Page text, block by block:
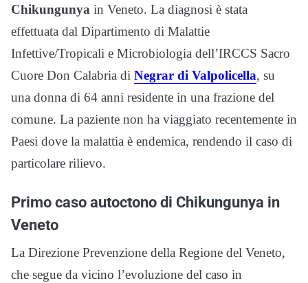
Chikungunya in Veneto. La diagnosi è stata
effettuata dal Dipartimento di Malattie
Infettive/Tropicali e Microbiologia dell’IRCCS Sacro
Cuore Don Calabria di Negrar di Valpolicella, su
una donna di 64 anni residente in una frazione del
comune. La paziente non ha viaggiato recentemente in
Paesi dove la malattia è endemica, rendendo il caso di
particolare rilievo.
Primo caso autoctono di Chikungunya in
Veneto
La Direzione Prevenzione della Regione del Veneto,
che segue da vicino l’evoluzione del caso in